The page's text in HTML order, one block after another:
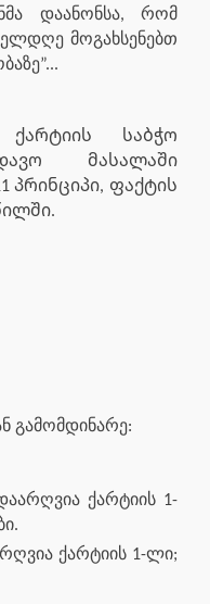
დაანონსა, რომ
მოგახსენებთ
ქარტიის საბჭო
მასალაში
პრინციპი, ფაქტის
გამომდინარე:
ქარტიის 1-
ქარტიის 1-ლი;